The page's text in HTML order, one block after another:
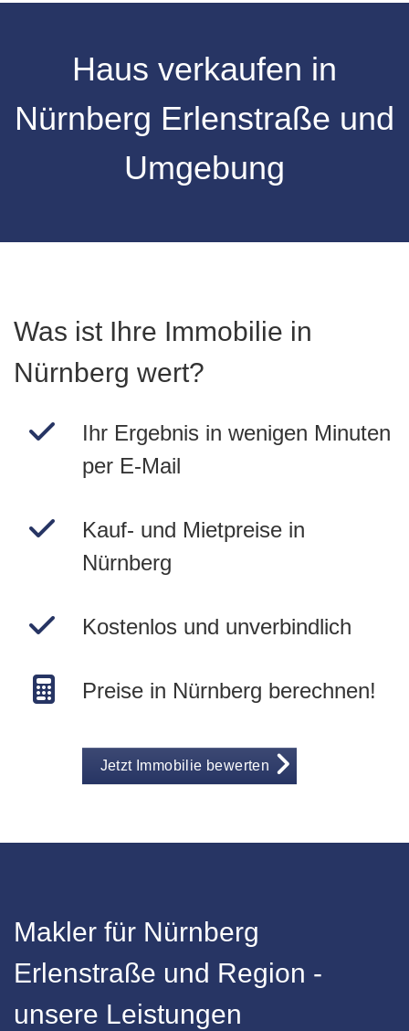
Haus verkaufen in
Nürnberg Erlenstraße und
Umgebung
Was ist Ihre Immobilie in
Nürnberg wert?
Ihr Ergebnis in wenigen Minuten
per E-Mail
Kauf- und Mietpreise in
Nürnberg
Kostenlos und unverbindlich
Preise in Nürnberg berechnen!
Jetzt Immobilie bewerten
Makler für Nürnberg
Erlenstraße und Region -
unsere Leistungen